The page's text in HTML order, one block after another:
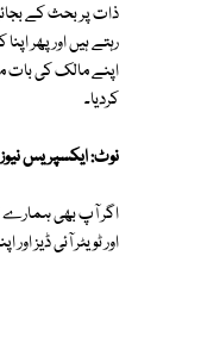
ذات پر بحث کے
رہتے ہیں اور پھر
اپنے مالک کی بات
کردیا۔
نوٹ: ایکسپریس
اور ٹویٹر آئی ڈیز